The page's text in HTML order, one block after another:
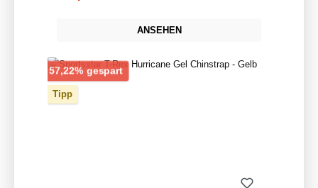
ANSEHEN
57,22% gespartRabatt
Tipp